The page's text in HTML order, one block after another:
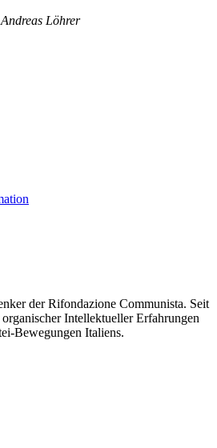
Löhrer
der Rifondazione Communista. Seit
organischer Intellektueller Erfahrungen
Bewegungen Italiens.